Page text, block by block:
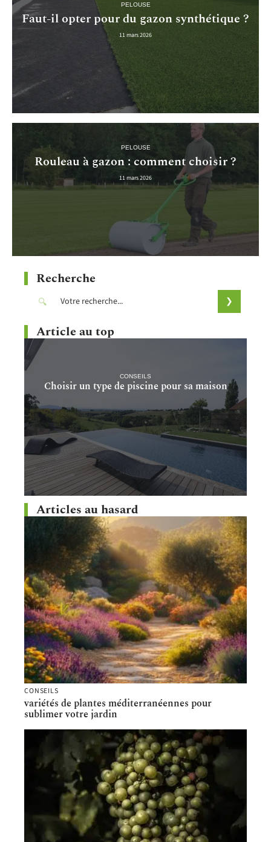
PELOUSE
Faut-il opter pour du gazon synthétique ?
11 mars 2026
PELOUSE
Rouleau à gazon : comment choisir ?
11 mars 2026
Recherche
Article au top
CONSEILS
Choisir un type de piscine pour sa maison
Articles au hasard
CONSEILS
variétés de plantes méditerranéennes pour
sublimer votre jardin